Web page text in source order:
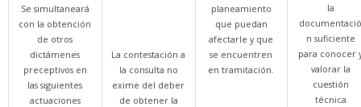
Se simultaneará
con la obtención
de otros
dictámenes
preceptivos en
las siguientes
actuaciones
La contestación a
la consulta no
exime del deber
de obtener la
planeamiento
que puedan
afectarle y que
se encuentren
en tramitación.
la
n suficiente
para conocer
valorar la
cuestión
técnica